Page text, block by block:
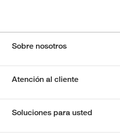
Sobre nosotros
Atención al cliente
Soluciones para usted